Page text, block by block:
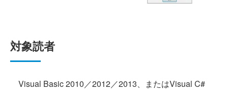
対象読者
Visual Basic 2010／2012／2013、またはVisual C#